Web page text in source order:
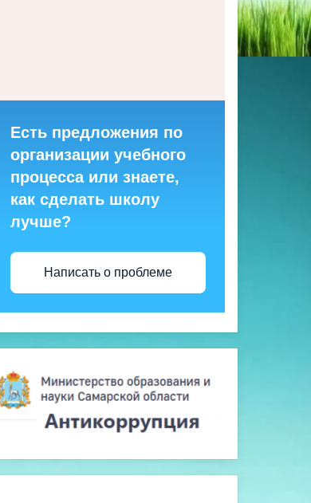
Есть предложения по
организации учебного
процесса или знаете,
как сделать школу
лучше?
Написать о проблеме